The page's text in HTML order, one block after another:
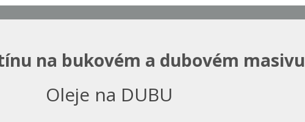
na bukovém a dubovém masivu
Oleje na DUBU